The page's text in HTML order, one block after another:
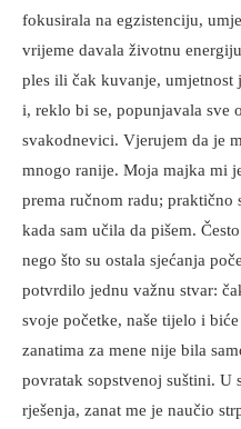
fokusirala na egzistenciju,
vrijeme davala životnu
ples ili čak kuvanje, umjetnost
i, reklo bi se, popunjavala sve
svakodnevici. Vjerujem da je
mnogo ranije. Moja majka mi
prema ručnom radu; praktično
kada sam učila da pišem.
nego što su ostala sjećanja
potvrdilo jednu važnu stvar:
svoje početke, naše tijelo i
zanatima za mene nije bila
povratak sopstvenoj suštini. U
rješenja, zanat me je naučio